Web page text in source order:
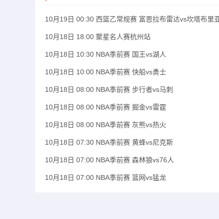
10月19日 00:30 西篮乙常规赛 富恩拉布雷达vs坎塔布里
10月18日 18:00 聚星名人赛杭州站
10月18日 10:30 NBA季前赛 国王vs湖人
10月18日 10:00 NBA季前赛 快船vs勇士
10月18日 08:00 NBA季前赛 步行者vs马刺
10月18日 08:00 NBA季前赛 掘金vs雷霆
10月18日 08:00 NBA季前赛 灰熊vs热火
10月18日 07:30 NBA季前赛 黄蜂vs尼克斯
10月18日 07:00 NBA季前赛 森林狼vs76人
10月18日 07:00 NBA季前赛 篮网vs猛龙